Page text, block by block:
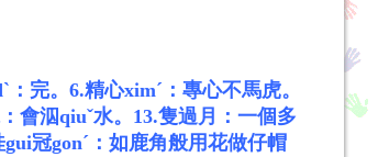
：完。 6.精心ximˊ：專心不馬虎。
會泅qiuˇ水。 13.隻過月：一個多
gui冠gonˊ：如鹿角般用花做仔帽